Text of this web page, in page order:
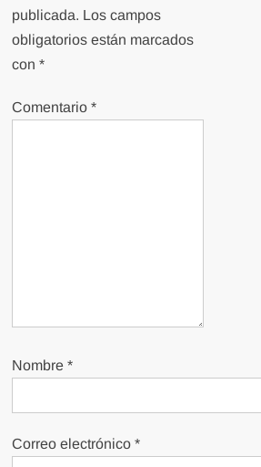
publicada. Los campos
obligatorios están marcados
con*
Comentario*
Nombre*
Correo electrónico*